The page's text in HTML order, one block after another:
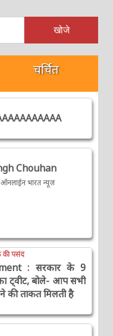
चर्चित
Chouhan
ऑनलाईन भारत न्यूज़
की पसंद
: सरकार के 9
ट्वीट, बोले- आप सभी
की ताकत मिलती है